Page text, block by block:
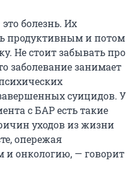
болезнь. Их
продуктивным и потом
Не стоит забывать про
заболевание занимает
суицидов. У
с БАР есть такие
уходов из жизни
опережая
и онкологию, — говорит